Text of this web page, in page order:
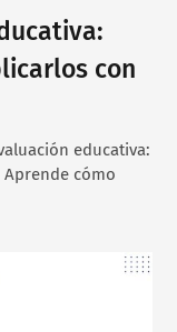
con
educativa:
cómo